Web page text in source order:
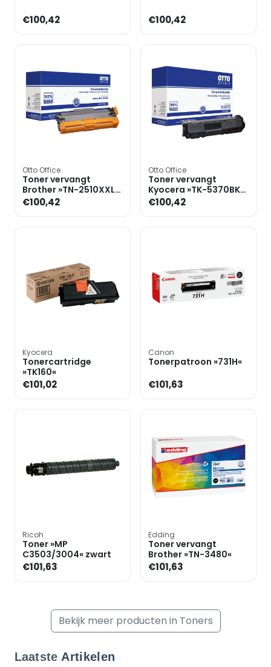
€100,42 €100,42
Otto Office
Toner vervangt
Brother »TN-2510XXL«
zwart
€100,42
Otto Office
Toner vervangt
Kyocera »TK-5370BK«
zwart
€100,42
Kyocera
Tonercartridge
»TK160«
€101,02
Canon
Tonerpatroon »731H«
€101,63
Ricoh
Toner »MP
C3503/3004« zwart
€101,63
Edding
Toner vervangt
Brother »TN-3480«
€101,63
Bekijk meer producten in Toners
Laatste Artikelen